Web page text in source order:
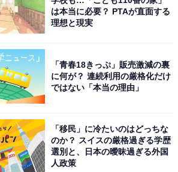
は本当に必要？ PTAが直面する
理想と現実
「青春18きっぷ」販売激減の裏
に何が？ 連続利用の厳格化だけ
ではない「本当の理由」
「移民」に冷たいのはどっちな
のか？ スイスの厳格過ぎる学歴
選別と、日本の曖昧過ぎる外国
人政策